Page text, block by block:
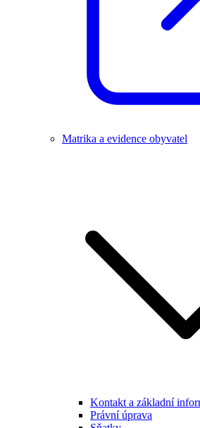
Matrika a evidence obyvatel
Kontakt a základní
Právní úprava